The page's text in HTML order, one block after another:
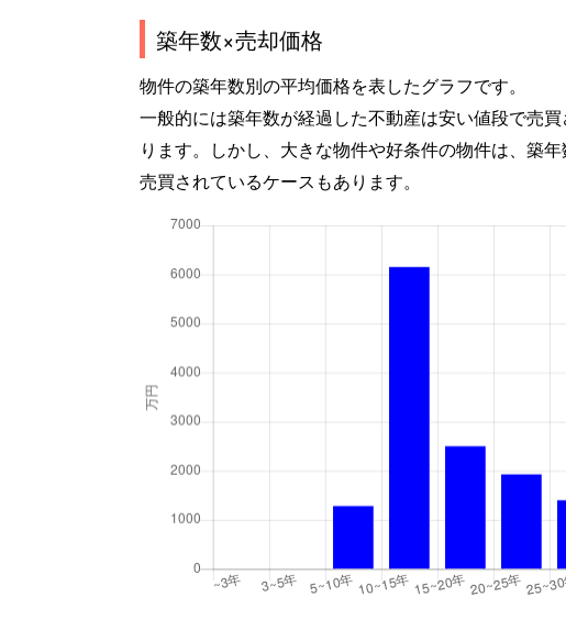
築年数×売却価格
物件の築年数別の平均価格を表したグラフです。
一般的には築年数が経過した不動産は安い値段で売
ります。しかし、大きな物件や好条件の物件は、築
売買されているケースもあります。